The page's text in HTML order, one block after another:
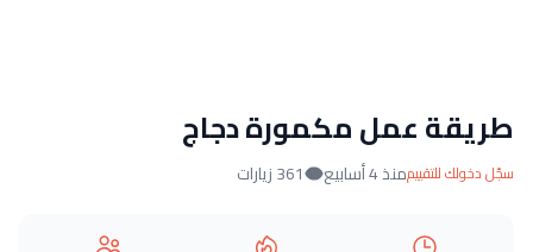
طريقة عمل مكمورة دجاج
سجّل دخولك للتقييممنذ 4 أسابيع 361 زيارات